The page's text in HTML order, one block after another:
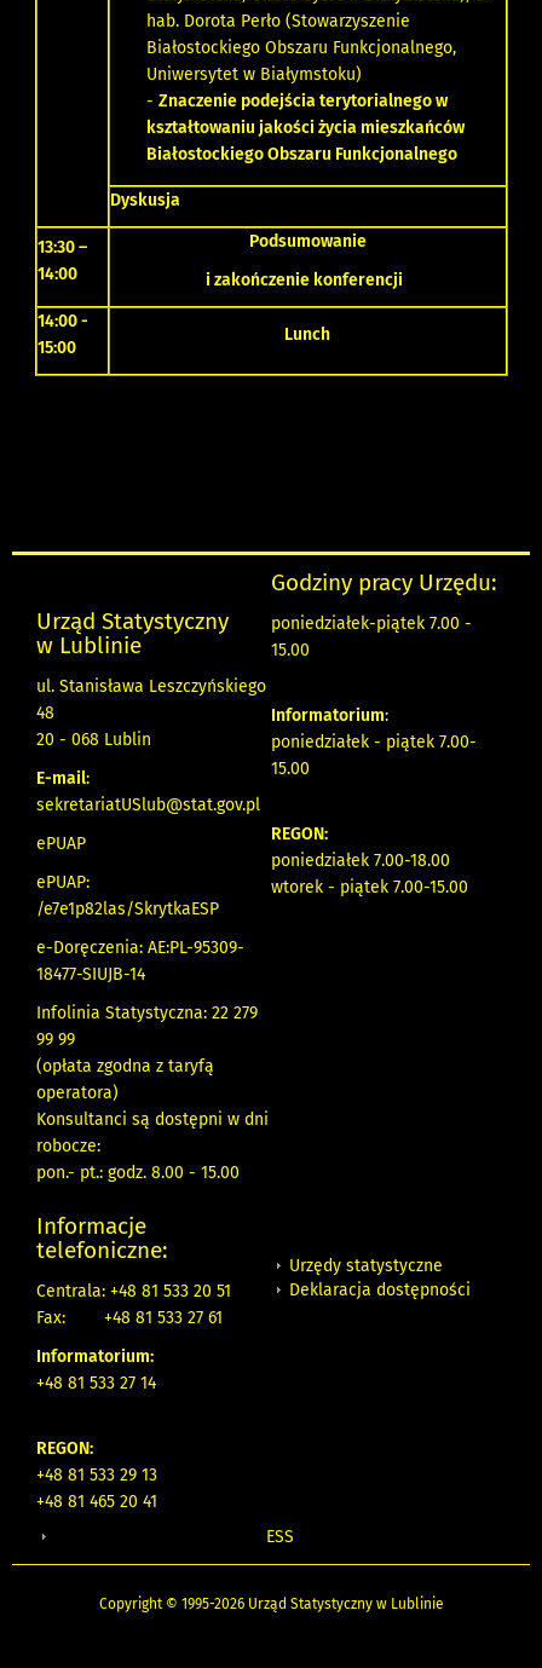
hab. Dorota Perło (Stowarzyszenie
Białostockiego Obszaru Funkcjonalnego,
Uniwersytet w Białymstoku)
- Znaczenie podejścia terytorialnego w
kształtowaniu jakości życia mieszkańców
Białostockiego Obszaru Funkcjonalnego
Dyskusja
13:30 –
14:00
Podsumowanie
i zakończenie konferencji
14:00 -
15:00
Lunch
Urząd Statystyczny
w Lublinie
ul. Stanisława Leszczyńskiego
48
20 - 068 Lublin
E-mail:
sekretariatUSlub@stat.gov.pl
ePUAP
ePUAP:
/e7e1p82las/SkrytkaESP
e-Doręczenia: AE:PL-95309-
18477-SIUJB-14
Infolinia Statystyczna: 22 279
99 99
(opłata zgodna z taryfą
operatora)
Konsultanci są dostępni w dni
robocze:
pon.- pt.: godz. 8.00 - 15.00
Godziny pracy Urzędu:
poniedziałek-piątek 7.00 -
15.00
Informatorium:
poniedziałek - piątek 7.00-
15.00
REGON:
poniedziałek 7.00-18.00
wtorek - piątek 7.00-15.00
Informacje
telefoniczne:
Centrala: +48 81 533 20 51
Fax:
+48 81 533 27 61
Informatorium:
+48 81 533 27 14
REGON:
+48 81 533 29 13
+48 81 465 20 41
Urzędy statystyczne
Deklaracja dostępności
ESS
Copyright © 1995-2026 Urząd Statystyczny w Lublinie